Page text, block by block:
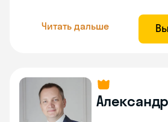
Читать дальше
Александр